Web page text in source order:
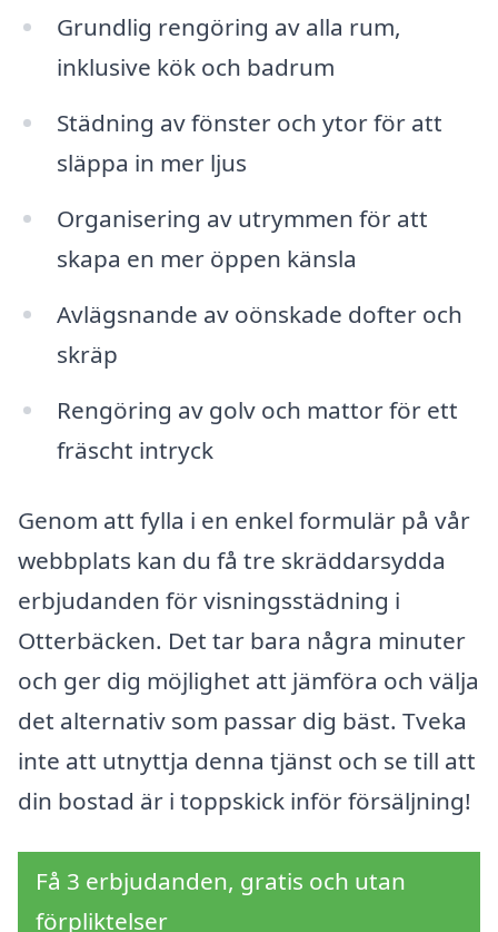
Grundlig rengöring av alla rum,
inklusive kök och badrum
Städning av fönster och ytor för att
släppa in mer ljus
Organisering av utrymmen för att
skapa en mer öppen känsla
Avlägsnande av oönskade dofter och
skräp
Rengöring av golv och mattor för ett
fräscht intryck
Genom att fylla i en enkel formulär på vår
webbplats kan du få tre skräddarsydda
erbjudanden för visningsstädning i
Otterbäcken. Det tar bara några minuter
och ger dig möjlighet att jämföra och välja
det alternativ som passar dig bäst. Tveka
inte att utnyttja denna tjänst och se till att
din bostad är i toppskick inför försäljning!
Få 3 erbjudanden, gratis och utan
förpliktelser